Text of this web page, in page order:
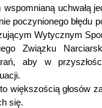
uchwałą
poczynionego błędu
Wytycznym
Związku
aby w
większością głosów
się.